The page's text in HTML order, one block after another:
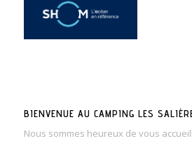
BIENVENUE AU CAMPING LES
Nous sommes heureux de vous